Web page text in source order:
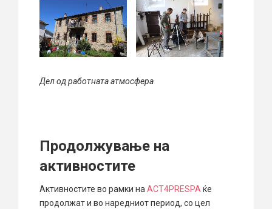
Дел од работната атмосфера
Продолжување на
активностите
Активностите во рамки наACT4PRESPAќе
продолжат и во наредниот период, со цел